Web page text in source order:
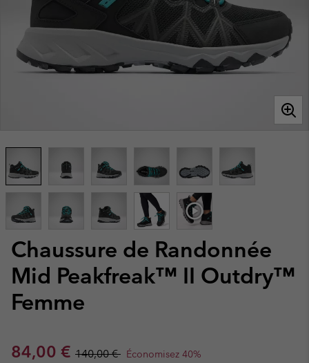
Chaussure de Randonnée
Mid Peakfreak™ II Outdry™
Femme
Sale price:
84,00 € Regular price:
140,00 € Économisez 40%